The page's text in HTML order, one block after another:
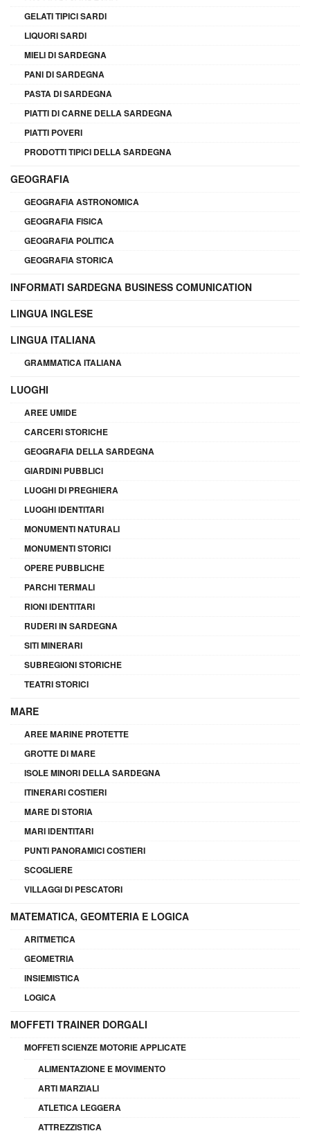
GELATI TIPICI SARDI
LIQUORI SARDI
MIELI DI SARDEGNA
PANI DI SARDEGNA
PASTA DI SARDEGNA
PIATTI DI CARNE DELLA SARDEGNA
PIATTI POVERI
PRODOTTI TIPICI DELLA SARDEGNA
GEOGRAFIA
GEOGRAFIA ASTRONOMICA
GEOGRAFIA FISICA
GEOGRAFIA POLITICA
GEOGRAFIA STORICA
INFORMATI SARDEGNA BUSINESS COMUNICATION
LINGUA INGLESE
LINGUA ITALIANA
GRAMMATICA ITALIANA
LUOGHI
AREE UMIDE
CARCERI STORICHE
GEOGRAFIA DELLA SARDEGNA
GIARDINI PUBBLICI
LUOGHI DI PREGHIERA
LUOGHI IDENTITARI
MONUMENTI NATURALI
MONUMENTI STORICI
OPERE PUBBLICHE
PARCHI TERMALI
RIONI IDENTITARI
RUDERI IN SARDEGNA
SITI MINERARI
SUBREGIONI STORICHE
TEATRI STORICI
MARE
AREE MARINE PROTETTE
GROTTE DI MARE
ISOLE MINORI DELLA SARDEGNA
ITINERARI COSTIERI
MARE DI STORIA
MARI IDENTITARI
PUNTI PANORAMICI COSTIERI
SCOGLIERE
VILLAGGI DI PESCATORI
MATEMATICA, GEOMTERIA E LOGICA
ARITMETICA
GEOMETRIA
INSIEMISTICA
LOGICA
MOFFETI TRAINER DORGALI
MOFFETI SCIENZE MOTORIE APPLICATE
ALIMENTAZIONE E MOVIMENTO
ARTI MARZIALI
ATLETICA LEGGERA
ATTREZZISTICA